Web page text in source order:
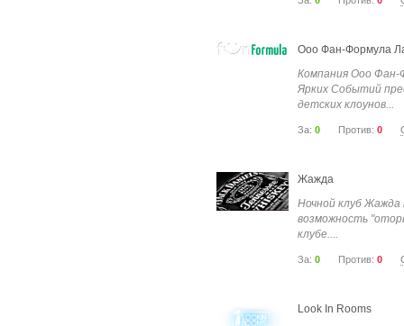
Ооо Фан-Формула
Компания Ооо
Ярких Событий
детских клоунов...
За: 0 Против: 0
Жажда
Ночной клуб
возможность
клубе....
За: 0 Против: 0
Look In Rooms